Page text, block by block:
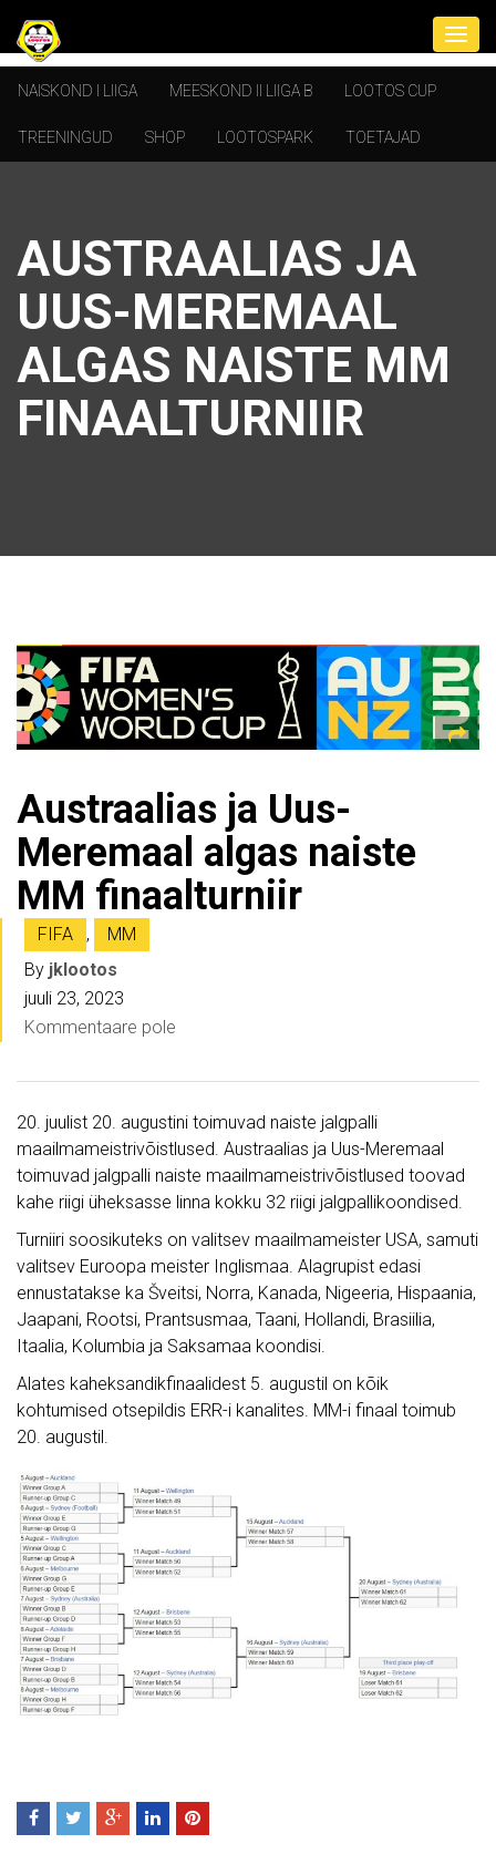
NAISKOND I LIIGA MEESKOND II LIIGA B LOOTOS CUP
TREENINGUD SHOP LOOTOSPARK TOETAJAD
AUSTRAALIAS JA
UUS-MEREMAAL
ALGAS NAISTE MM
FINAALTURNIIR
Austraalias ja Uus-
Meremaal algas naiste
MM finaalturniir
FIFA ,
MM
By jklootos
juuli 23, 2023
Kommentaare pole
20. juulist 20. augustini toimuvad naiste jalgpalli
maailmameistrivõistlused. Austraalias ja Uus-Meremaal
toimuvad jalgpalli naiste maailmameistrivõistlused toovad
kahe riigi üheksasse linna kokku 32 riigi jalgpallikoondised.
Turniiri soosikuteks on valitsev maailmameister USA, samuti
valitsev Euroopa meister Inglismaa. Alagrupist edasi
ennustatakse ka Šveitsi, Norra, Kanada, Nigeeria, Hispaania,
Jaapani, Rootsi, Prantsusmaa, Taani, Hollandi, Brasiilia,
Itaalia, Kolumbia ja Saksamaa koondisi.
Alates kaheksandikfinaalidest 5. augustil on kõik
kohtumised otsepildis ERR-i kanalites. MM-i finaal toimub
20. augustil.